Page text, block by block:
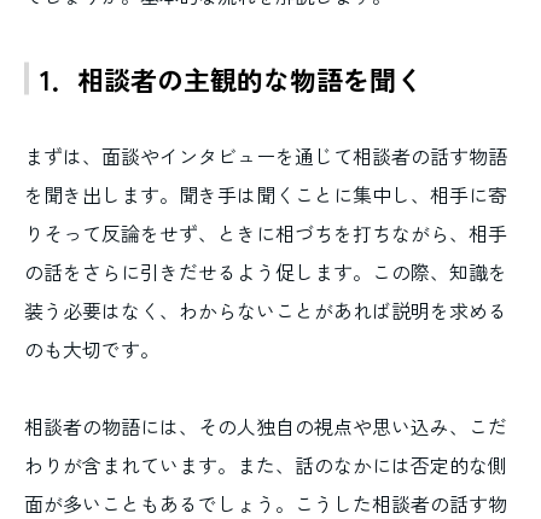
1．相談者の主観的な物語を聞く
まずは、面談やインタビューを通じて相談者の話す物語
を聞き出します。聞き手は聞くことに集中し、相手に寄
りそって反論をせず、ときに相づちを打ちながら、相手
の話をさらに引きだせるよう促します。この際、知識を
装う必要はなく、わからないことがあれば説明を求める
のも大切です。
相談者の物語には、その人独自の視点や思い込み、こだ
わりが含まれています。また、話のなかには否定的な側
面が多いこともあるでしょう。こうした相談者の話す物